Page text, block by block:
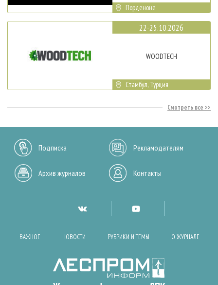
Порденоне
22-25.10.2026
WOODTECH
Стамбул, Турция
Смотреть все
Подписка Рекламодателям
Архив журналов Контакты
ВАЖНОЕ НОВОСТИ РУБРИКИ И ТЕМЫ О ЖУРНАЛЕ